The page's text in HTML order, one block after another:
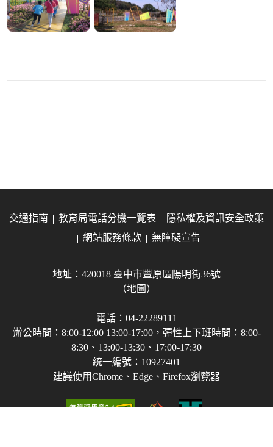
交通指南 教育局電話分機一覽表
隱私權及資訊安全政策
網站服務條款
無障礙宣告
地址：420018 臺中市豐原區陽明街36號
（地圖）
電話：04-22289111
辦公時間：8:00-12:00 13:00-17:00，彈性上下班時間：8:00-
8:30、13:00-13:30、17:00-17:30
統一編號：10927401
建議使用Chrome、Edge、Firefox瀏覽器